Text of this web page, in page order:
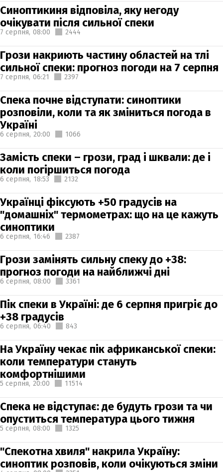
Синоптикиня відповіла, яку негоду
очікувати після сильної спеки
7 серпня, 08:00 2444
Грози накриють частину областей на тлі
сильної спеки: прогноз погоди на 7 серпня
7 серпня, 06:21 2397
Спека почне відступати: синоптики
розповіли, коли та як зміниться погода в
Україні
6 серпня, 20:00 1066
Замість спеки – грози, град і шквали: де і
коли погіршиться погода
6 серпня, 18:53 2132
Українці фіксують +50 градусів на
"домашніх" термометрах: що на це кажуть
синоптики
6 серпня, 16:46 2387
Грози замінять сильну спеку до +38:
прогноз погоди на найближчі дні
6 серпня, 08:00 3361
Пік спеки в Україні: де 6 серпня пригріє до
+38 градусів
6 серпня, 06:40 843
На Україну чекає пік африканської спеки:
коли температури стануть
комфортнішими
5 серпня, 20:00 11514
Спека не відступає: де будуть грози та чи
опуститься температура цього тижня
5 серпня, 08:00 1325
"Спекотна хвиля" накрила Україну:
синоптик розповів, коли очікуються зміни